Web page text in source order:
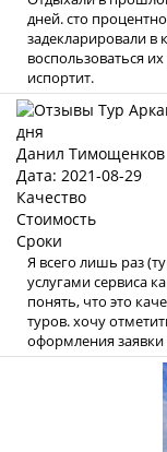
дней. сто
задекларировали в
воспользоваться
испортит.
Данил Тимощенков
Дата: 2021-08-29
Качество
Стоимость
Сроки
Я всего лишь раз
услугами сервиса
понять, что это
туров. хочу
оформления заявки